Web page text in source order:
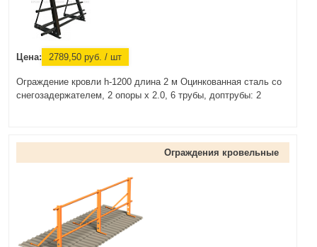
Цена: 2789,50 руб. / шт
Ограждение кровли h-1200 длина 2 м Оцинкованная сталь со
снегозадержателем, 2 опоры х 2.0, 6 трубы, доптрубы: 2
Ограждения кровельные